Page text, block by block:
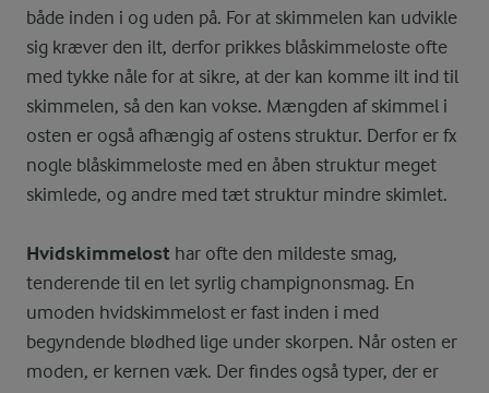
både inden i og uden på. For at skimmelen kan udvikle
sig kræver den ilt, derfor prikkes blåskimmeloste ofte
med tykke nåle for at sikre, at der kan komme ilt ind til
skimmelen, så den kan vokse. Mængden af skimmel i
osten er også afhængig af ostens struktur. Derfor er fx
nogle blåskimmeloste med en åben struktur meget
skimlede, og andre med tæt struktur mindre skimlet.
Hvidskimmelost har ofte den mildeste smag,
tenderende til en let syrlig champignonsmag. En
umoden hvidskimmelost er fast inden i med
begyndende blødhed lige under skorpen. Når osten er
moden, er kernen væk. Der findes også typer, der er